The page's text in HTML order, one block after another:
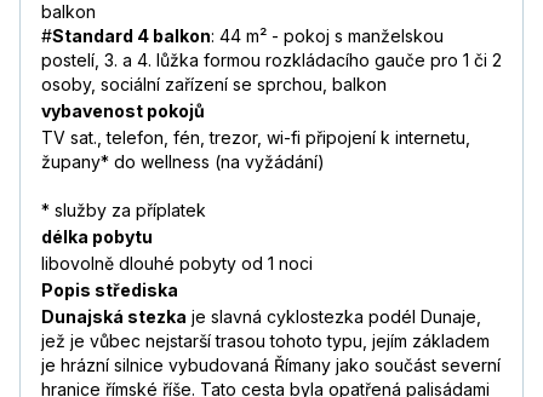
balkon
#Standard 4 balkon: 44 m² - pokoj s manželskou
postelí, 3. a 4. lůžka formou rozkládacího gauče pro 1 či 2
osoby, sociální zařízení se sprchou, balkon
vybavenost pokojů
TV sat., telefon, fén, trezor, wi-fi připojení k internetu,
župany* do wellness (na vyžádání)
* služby za příplatek
délka pobytu
libovolně dlouhé pobyty od 1 noci
Popis střediska
Dunajská stezka je slavná cyklostezka podél Dunaje,
jež je vůbec nejstarší trasou tohoto typu, jejím základem
je hrázní silnice vybudovaná Římany jako součást severní
hranice římské říše. Tato cesta byla opatřená palisádami